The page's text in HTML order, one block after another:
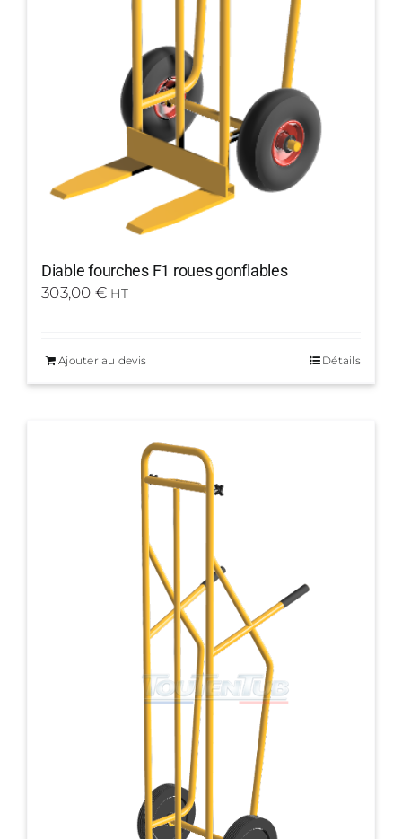
Diable fourches F1 roues gonflables
303,00 € HT
Ajouter au devis Détails